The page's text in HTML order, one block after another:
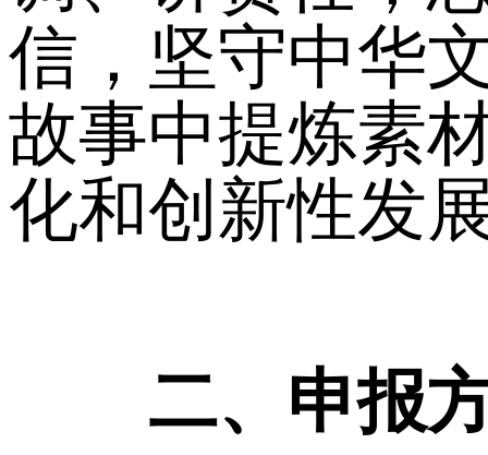
信，坚守中华
故事中提炼素
化和创新性发
二、申报